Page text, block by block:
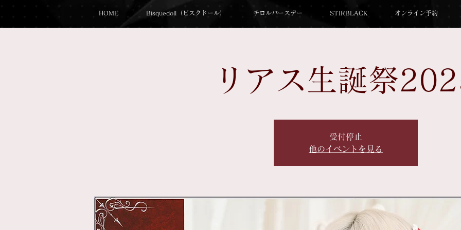
HOME Bisquedoll（ビスクドール） チロルバースデー STIRBLACK オンライン予約
リアス生誕祭
受付停止
他のイベントを見る